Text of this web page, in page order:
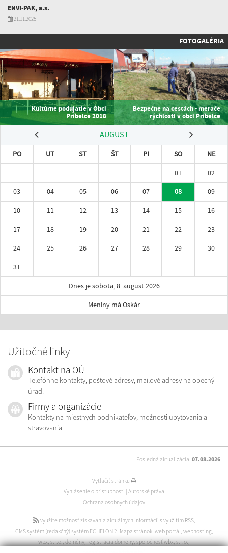
ENVI-PAK, a.s.
21.11.2025
FOTOGALÉRIA
Kultúrne podujatie v Obci
Príbelce 2018
Bezpečne na cestách - merače
rýchlosti v obci Príbelce
AUGUST
PO UT ST ŠT PI SO
NE
01
02
03
04 05 06 07 08
09
10
11 12 13 14 15
16
17
18 19 20 21 22
23
24
25 26 27 28 29
30
31
Dnes je sobota, 8. august 2026
Meniny má Oskár
Užitočné linky
Kontakt na OÚ
Telefónne kontakty, poštové adresy, mailové adresy na obecný
úrad.
Firmy a organizácie
Kontakty na miestnych podnikateľov, možnosti ubytovania a
stravovania.
Posledná aktualizácia: 07.08.2026
Vytlačiť stránku
Vyhlásenie o prístupnosti Autorské práva
Ochrana osobných údajov
využite možnosť získavania aktuálnych informácií s využitím RSS,
CMS systém (redakčný) systém ECHELON 2, Mapa stránok, web portál , webhosting,
wbx, s.r.o.,domény,registrácia domény,spoločnosť wbx, s.r.o.,